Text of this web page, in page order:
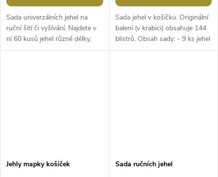
Sada univerzálních jehel na
ruční šití či vyšívání. Najdete v
ní 60 kusů jehel různé délky,
průměru a velikostí uch. Kromě
Sada jehel v košíčku. Originální
balení (v krabici) obsahuje 144
blistrů. Obsah sady: - 9 ks jehel
(42 - 50 mm) - 10 ks jehel (30 -
Jehly mapky košíček Sada ručních jehel